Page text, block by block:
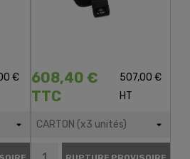
€
608,40 €
TTC
507,00 €
HT